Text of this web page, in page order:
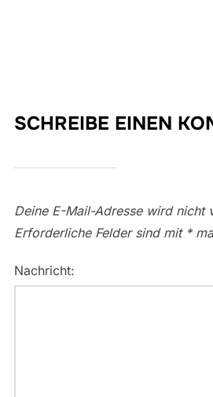
SCHREIBE EINEN
Deine E-Mail-Adresse wird nicht
Erforderliche Felder sind mit *
Nachricht: